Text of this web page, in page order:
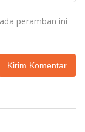
peramban ini